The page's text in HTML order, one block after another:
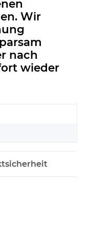
Wir
nach
wieder